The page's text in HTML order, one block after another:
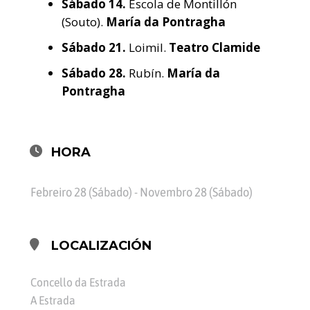
Sábado 14. Escola de Montillón
(Souto). María da Pontragha
Sábado 21. Loimil. Teatro Clamide
Sábado 28. Rubín. María da
Pontragha
HORA
Febreiro 28 (Sábado) - Novembro 28 (Sábado)
LOCALIZACIÓN
Concello da Estrada
A Estrada